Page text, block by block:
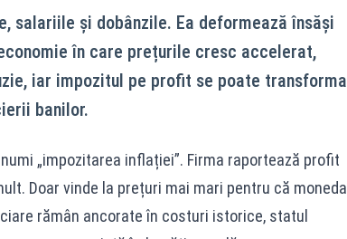
salariile și dobânzile. Ea deformează însăși
în care prețurile cresc accelerat,
iar impozitul pe profit se poate transforma
banilor.
„impozitarea inflației”. Firma raportează profit
Doar vinde la prețuri mai mari pentru că moneda
rămân ancorate în costuri istorice, statul